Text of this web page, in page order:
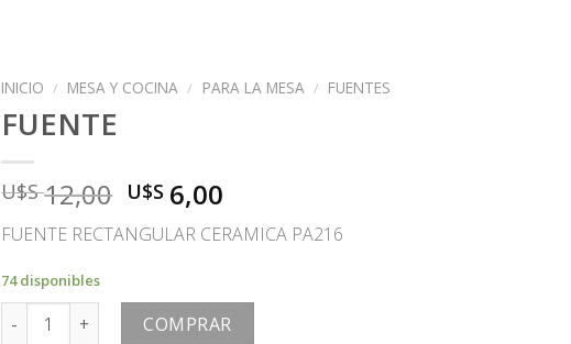
INICIO / MESA Y COCINA / PARA LA MESA / FUENTES
FUENTE
U$S12,00 El
precio
original
U$S
12,00.
U$S 6,00
precio
actual
U$S
6,00.
FUENTE RECTANGULAR CERAMICA PA216
74 disponibles
FUENTE cantidad COMPRAR